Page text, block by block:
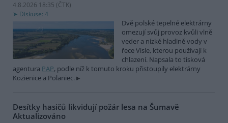
4.8.2026 18:35 (ČTK)
Diskuse: 4
Dvě polské tepelné elektrárny
omezují svůj provoz kvůli vlně
veder a nízké hladině vody v
řece Visle, kterou používají k
chlazení. Napsala to tisková
agentura PAP, podle níž k tomuto kroku přistoupily elektrárny
Kozienice a Polaniec.
Desítky hasičů likvidují požár lesa na Šumavě
Aktualizováno